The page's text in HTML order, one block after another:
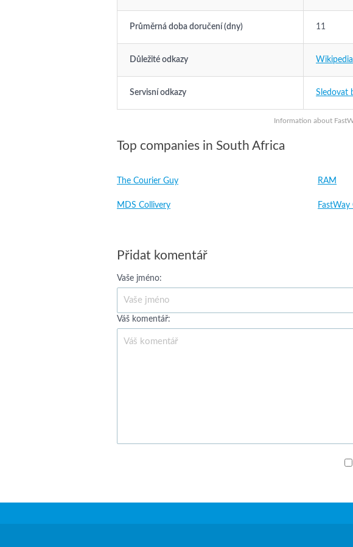
Information about
Průměrná doba doručení (dny) 11
Důležité odkazy Wikipedia
Servisní odkazy Sledovat
Top companies in South Africa
The Courier Guy RAM
MDS Collivery
Přidat komentář
Vaše jméno:
Váš komentář: